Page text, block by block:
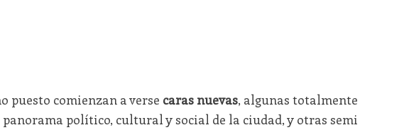
puesto comienzan a verse caras nuevas, algunas totalmente
panorama político, cultural y social de la ciudad, y otras semi